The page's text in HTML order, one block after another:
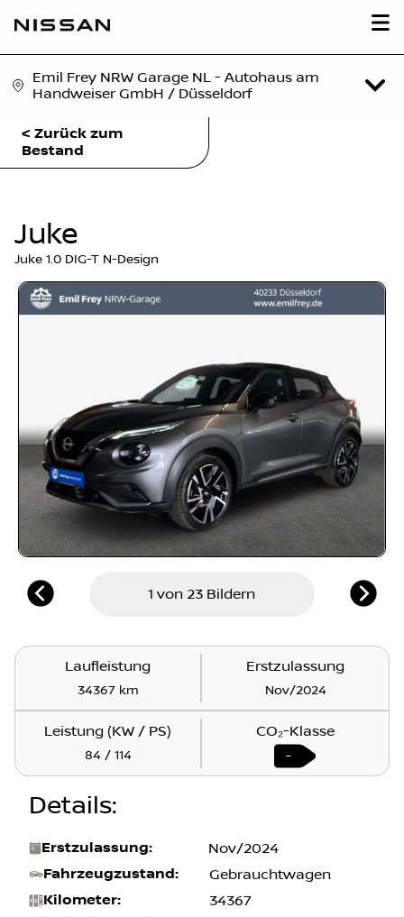
Emil Frey NRW Garage NL - Autohaus am
Handweiser GmbH / Düsseldorf
< Zurück zum
Bestand
Juke
Juke 1.0 DIG-T N-Design
1 von 23 Bildern
Laufleistung
34367 km
Erstzulassung
Nov/2024
Leistung (KW / PS)
84 / 114
CO₂-Klasse
-
Details:
Erstzulassung: Nov/2024
Fahrzeugzustand: Gebrauchtwagen
Kilometer: 34367